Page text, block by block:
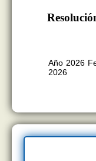
Año 2026
2026